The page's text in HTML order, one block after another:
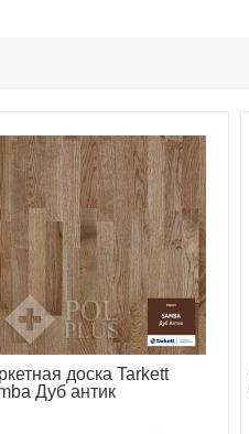
доска Tarkett
Дуб антик